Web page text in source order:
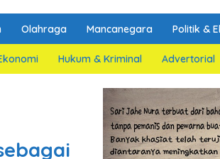
Olahraga Mancanegara Politik &
Hukum & Kriminal Advertorial